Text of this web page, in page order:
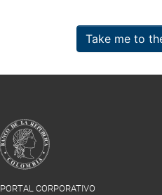
Take me to
PORTAL CORPORATIVO